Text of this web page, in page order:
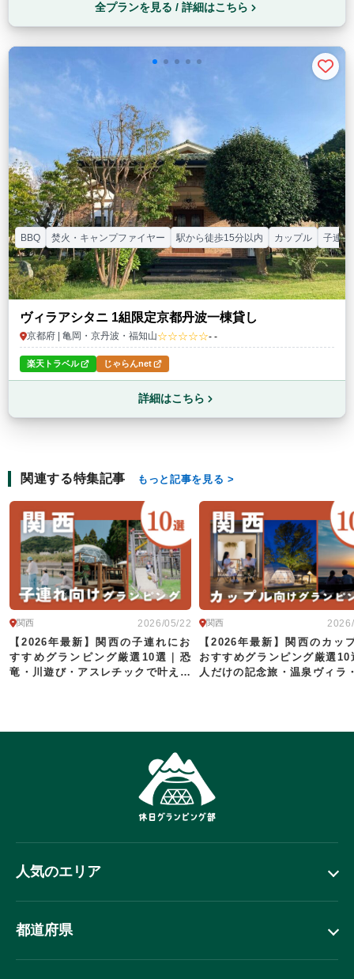
全プランを見る / 詳細はこちら
ヴィラアシタニ 1組限定京都丹波一棟貸し
京都府 | 亀岡・京丹波・福知山☆☆☆☆☆- -
BBQ 焚火・キャンプファイヤー 駅から徒歩15分以内 カップル 子連れ
楽天トラベル じゃらんnet
詳細はこちら
関連する特集記事 もっと記事を見る
2026/05/22
関西
【2026年最新】関西の子連れにお
すすめグランピング厳選10選｜恐
竜・川遊び・アスレチックで叶える
関西
【2026年最新】関西のカッ
おすすめグランピング厳選10
人だけの記念旅・温泉ヴィラ
人気のエリア
都道府県